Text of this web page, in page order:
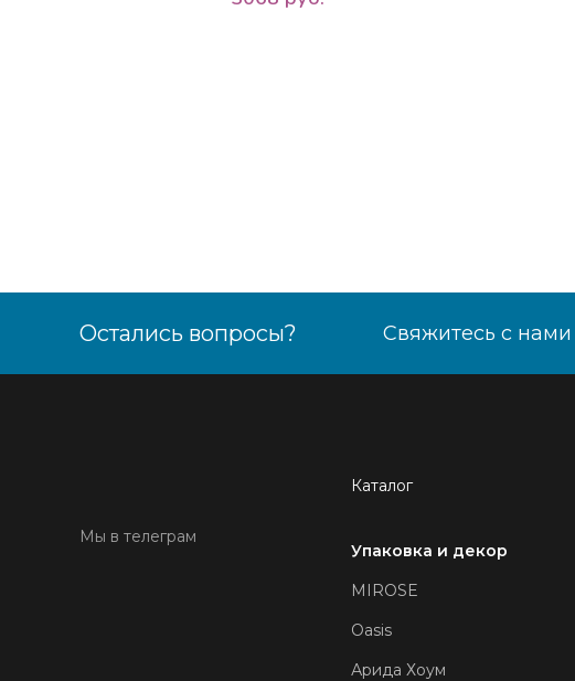
Остались вопросы? Свяжитесь с
Мы в телеграм
Каталог
Упаковка и декор
MIROSE
Oasis
Арида Хоум